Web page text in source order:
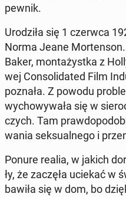
pewnik.
Uro­dzi­ła się 1 czerwca
Norma Jeane
Baker, mon­ta­żyst­ka z
wej Con­so­li­da­ted Film
poznała. Z powodu
wy­cho­wy­wa­ła się w
czych. Tam
wa­nia sek­su­al­ne­go i
Ponure realia, w jakich
ły, że zaczęła uciekać w
bawiła się w dom, bo